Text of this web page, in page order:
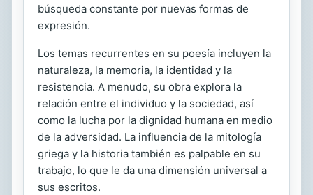
búsqueda constante por nuevas formas de
expresión.
Los temas recurrentes en su poesía incluyen la
naturaleza, la memoria, la identidad y la
resistencia. A menudo, su obra explora la
relación entre el individuo y la sociedad, así
como la lucha por la dignidad humana en medio
de la adversidad. La influencia de la mitología
griega y la historia también es palpable en su
trabajo, lo que le da una dimensión universal a
sus escritos.